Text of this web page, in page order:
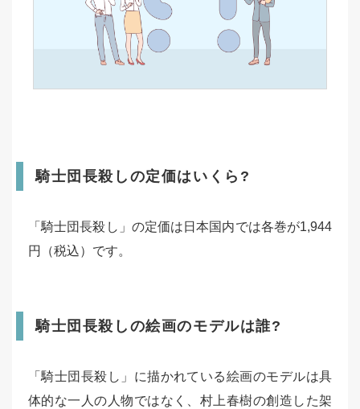
騎士団長殺しの定価はいくら?
「騎士団長殺し」の定価は日本国内では各巻が1,944
円（税込）です。
騎士団長殺しの絵画のモデルは誰?
「騎士団長殺し」に描かれている絵画のモデルは具
体的な一人の人物ではなく、村上春樹の創造した架